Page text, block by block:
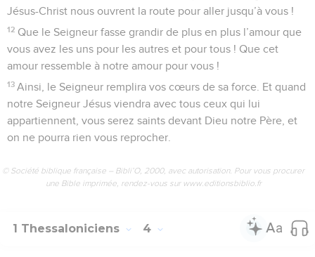
Jésus-Christ nous ouvrent la route pour aller jusqu’à vous !
12 Que le Seigneur fasse grandir de plus en plus l’amour que
vous avez les uns pour les autres et pour tous ! Que cet
amour ressemble à notre amour pour vous !
13 Ainsi, le Seigneur remplira vos cœurs de sa force. Et quand
notre Seigneur Jésus viendra avec tous ceux qui lui
appartiennent, vous serez saints devant Dieu notre Père, et
on ne pourra rien vous reprocher.
© Société biblique française – Bibli’O, 2000, avec autorisation. Pour vous procurer
une Bible imprimée, rendez-vous sur www.editionsbiblio.fr
1 Thessaloniciens 4